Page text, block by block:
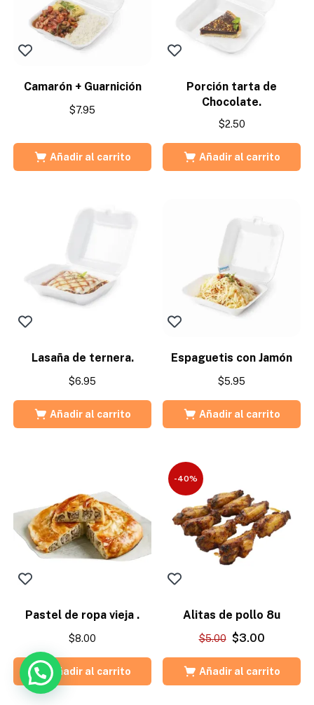
Camarón + Guarnición
$7.95
Añadir al carrito
Porción tarta de
Chocolate.
$2.50
Añadir al carrito
Lasaña de ternera.
$6.95
Añadir al carrito
Espaguetis con Jamón
$5.95
Añadir al carrito
Pastel de ropa vieja .
$8.00
Añadir al carrito
-40%
Alitas de pollo 8u
$5.00 $3.00
Añadir al carrito